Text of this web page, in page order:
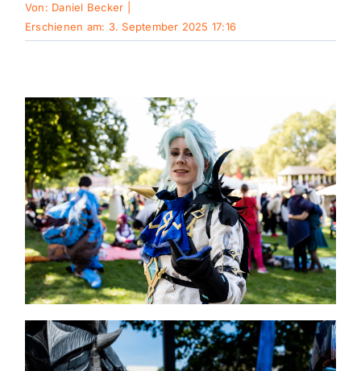
Galerie
Polizeimeldungen
Themen und Termine
Gewinnspiele
Von: Daniel Becker
Erschienen am: 3. September 2025 17:16